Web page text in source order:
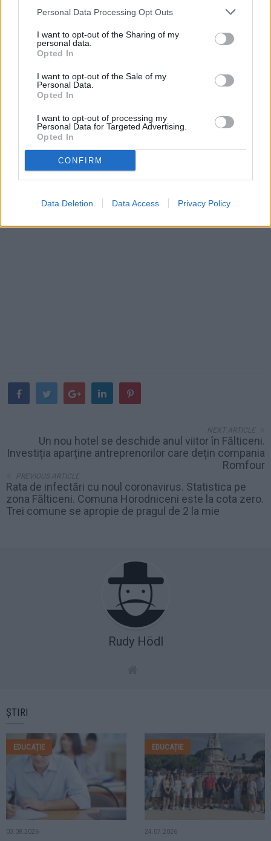
Personal Data Processing Opt Outs
I want to opt-out of the Sharing of my
personal data.
Opted In
I want to opt-out of the Sale of my
Personal Data.
Opted In
I want to opt-out of processing my
Personal Data for Targeted Advertising.
Opted In
CONFIRM
Data Deletion Data Access Privacy Policy
NEXT ARTICLE
Un nou hotel se deschide anul viitor în Fălticeni.
Investiția aparține antreprenorilor care dețin compania
Romfour
PREVIOUS ARTICLE
Rata de infectări cu noul coronavirus. Statistica pe
zona Fălticeni. Comuna Horodniceni este la cota zero.
Trei comune se apropie de pragul de 2 la mie
Rudy Hödl
ȘTIRI
EDUCAȚIE
03.08.2026
EDUCAȚIE
24.07.2026